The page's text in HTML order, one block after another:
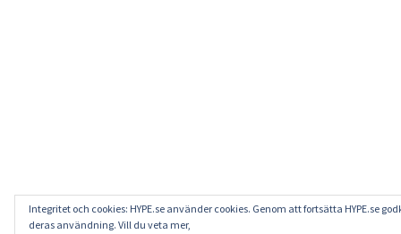
Integritet och cookies: HYPE.se använder cookies. Genom att fortsätta HYPE.se
deras användning. Vill du veta mer,